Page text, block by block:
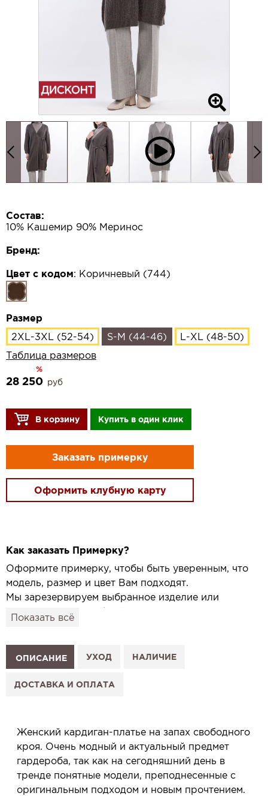
Состав:
10% Кашемир 90% Меринос
Бренд:
Цвет с кодом: Коричневый (744)
Размер
2XL-3XL (52-54)
S-M (44-46)
L-XL (48-50)
Таблица размеров
%
28 250 руб
В корзину Купить в один клик
Заказать примерку
Оформить клубную карту
Как заказать Примерку?
Оформите примерку, чтобы быть уверенным, что
модель, размер и цвет Вам подходят.
Мы зарезервируем выбранное изделие или
привезём его в удобный для вас салон и
1. Выберите изделие на сайте.
2. Нажмите «Заказать примерку» и выберите салон.
3. Заполните форму и отправьте заявку.
Услуга бесплатная и ни к чему не обязывает: Вы
примеряете в салоне и уже на месте решаете,
покупать или нет.
Планируйте визит в удобное для Вас время -
резерв действует 5 дней.
Показать всё
ОПИСАНИЕ УХОД НАЛИЧИЕ
ДОСТАВКА И ОПЛАТА
Женский кардиган-платье на запах свободного
кроя. Очень модный и актуальный предмет
гардероба, так как на сегодняшний день в
тренде понятные модели, преподнесенные с
оригинальным подходом и новым прочтением.